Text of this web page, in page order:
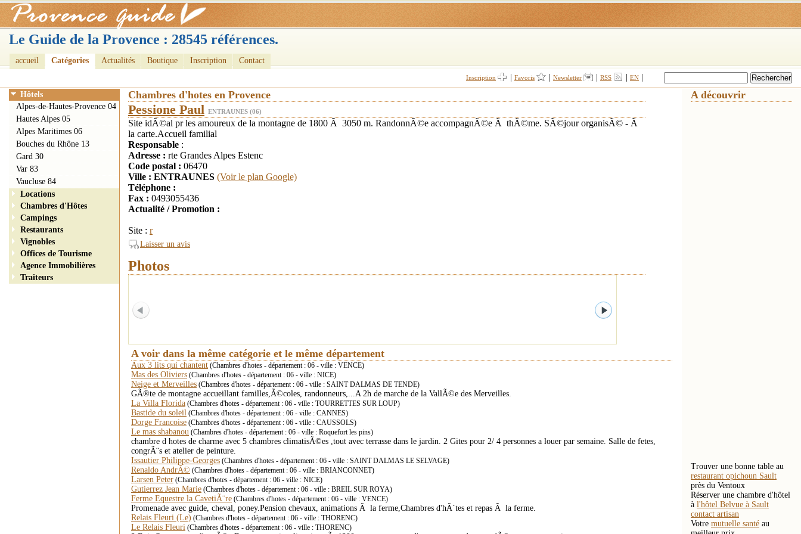
Le Guide de la Provence : 28545 références.
accueil Catégories Actualités Boutique Inscription Contact
Inscription Favoris Newsletter RSS EN
Chambres d'hotes en Provence
Pessione Paul ENTRAUNES (06)
Site idÃ©al pr les amoureux de la montagne de 1800 Ã 3050 m. RandonnÃ©e accompagnÃ©e Ã thÃ©me. SÃ©jour organisÃ© - Ã
la carte.Accueil familial
Responsable :
Adresse : rte Grandes Alpes Estenc
Code postal : 06470
Ville : ENTRAUNES (Voir le plan Google)
Téléphone :
Fax : 0493055436
Actualité / Promotion :
Site : r
Laisser un avis
Photos
A voir dans la même catégorie et le même département
Aux 3 lits qui chantent (Chambres d'hotes - département : 06 - ville : VENCE)
Mas des Oliviers (Chambres d'hotes - département : 06 - ville : NICE)
Neige et Merveilles (Chambres d'hotes - département : 06 - ville : SAINT DALMAS DE TENDE)
GÃ®te de montagne accueillant familles,Ã©coles, randonneurs,...A 2h de marche de la VallÃ©e des Merveilles.
La Villa Florida (Chambres d'hotes - département : 06 - ville : TOURRETTES SUR LOUP)
Bastide du soleil (Chambres d'hotes - département : 06 - ville : CANNES)
Dorge Francoise (Chambres d'hotes - département : 06 - ville : CAUSSOLS)
Le mas shabanou (Chambres d'hotes - département : 06 - ville : Roquefort les pins)
chambre d hotes de charme avec 5 chambres climatisÃ©es ,tout avec terrasse dans le jardin. 2 Gites pour 2/ 4 personnes a louer par semaine. Salle de fetes,
congrÃ¨s et atelier de peinture.
Issautier Philippe-Georges (Chambres d'hotes - département : 06 - ville : SAINT DALMAS LE SELVAGE)
Renaldo AndrÃ© (Chambres d'hotes - département : 06 - ville : BRIANCONNET)
Larsen Peter (Chambres d'hotes - département : 06 - ville : NICE)
Gutierrez Jean Marie (Chambres d'hotes - département : 06 - ville : BREIL SUR ROYA)
Ferme Equestre la CavetiÃ¨re (Chambres d'hotes - département : 06 - ville : VENCE)
Promenade avec guide, cheval, poney.Pension chevaux, animations Ã la ferme,Chambres d'hÃ´tes et repas Ã la ferme.
Relais Fleuri (Le) (Chambres d'hotes - département : 06 - ville : THORENC)
Le Relais Fleuri (Chambres d'hotes - département : 06 - ville : THORENC)
Hôtels
Alpes-de-Hautes-Provence 04
Hautes Alpes 05
Alpes Maritimes 06
Bouches du Rhône 13
Gard 30
Var 83
Vaucluse 84
Locations
Chambres d'Hôtes
Campings
Restaurants
Vignobles
Offices de Tourisme
Agence Immobilières
Traiteurs
A découvrir
Trouver une bonne table au
restaurant opichoun Sault
près du Ventoux
Réserver une chambre d'hôtel
à l'hôtel Belvue à Sault
contact artisan
Votre mutuelle santé au